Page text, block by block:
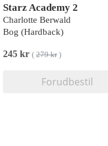
Starz Academy 2
Charlotte Berwald
Bog (Hardback)
245 kr ( 279 kr)
Forudbestil